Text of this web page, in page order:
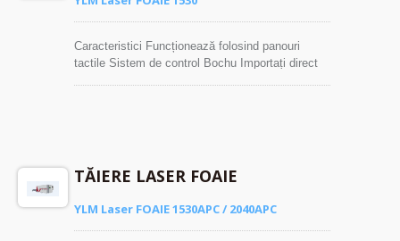
Caracteristici Funcționează folosind panouri
tactile Sistem de control Bochu Importați direct
TĂIERE LASER FOAIE
YLM Laser FOAIE 1530APC / 2040APC